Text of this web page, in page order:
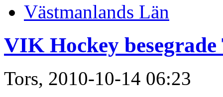
Västmanlands Län
VIK Hockey
Tors, 2010-10-14 06:23